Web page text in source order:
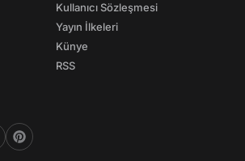
Kullanıcı Sözleşmesi
Yayın İlkeleri
Künye
RSS